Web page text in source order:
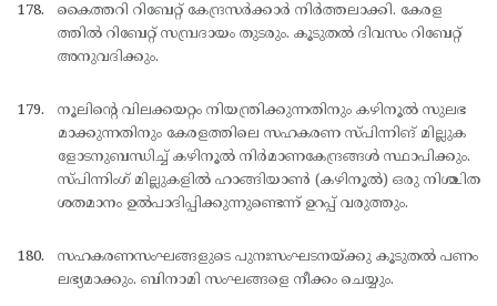
കൈത്തറി റിബേറ്റ് കേന്ദ്രസര്‍ക്കാര്‍ നിര്‍ത്തലാക്കി. കേരള
ത്തില്‍ റിബേറ്റ് സമ്പ്രദായം തുടരും. കൂടുതല്‍ ദിവസം റിബേറ്റ്
അനുവദിക്കും.
നൂലിന്റെ വിലക്കയറ്റം നിയന്ത്രിക്കുന്നതിനും കഴിനൂല്‍ സുലഭ
മാക്കുന്നതിനും കേരളത്തിലെ സഹകരണ സ്പിന്നിങ് മില്ലുക
ളോടനുബന്ധിച്ച് കഴിനൂല്‍ നിര്‍മാണകേന്ദ്രങ്ങള്‍ സ്ഥാപിക്കും.
സ്പിന്നിംഗ് മില്ലുകളില്‍ ഹാങ്ങിയാണ്‍ (കഴിനൂല്‍) ഒരു നിശ്ചിത
ശതമാനം ഉല്‍പാദിപ്പിക്കുന്നുണ്ടെന്ന് ഉറപ്പ് വരുത്തും.
സഹകരണസംഘങ്ങളുടെ പുനഃസംഘടനയ്ക്കു കൂടുതല്‍ പണം
ലഭ്യമാക്കും. ബിനാമി സംഘങ്ങളെ നീക്കം ചെയ്യും.